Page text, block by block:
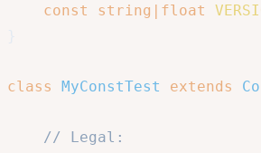
const
string | float
class MyConstTest extends
// Legal: